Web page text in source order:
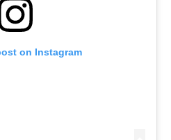
on Instagram